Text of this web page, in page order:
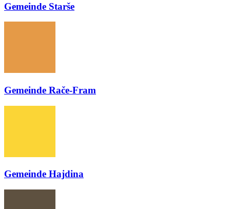
Gemeinde Starše
Gemeinde Rače-Fram
Gemeinde Hajdina